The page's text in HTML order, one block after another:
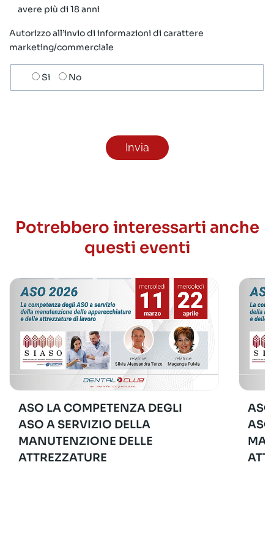
avere più di 18 anni
Autorizzo all’invio di informazioni di carattere
marketing/commerciale
Scelta
invio
Si No
Potrebbero interessarti anche
questi eventi
ASO LA COMPETENZA DEGLI
ASO A SERVIZIO DELLA
MANUTENZIONE DELLE
ATTREZZATURE